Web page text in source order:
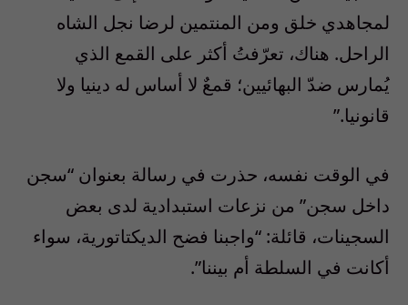
لمجاهدي خلق ومن المنتمين لرضا نجل الشاه
الراحل. هناك، تعرّفتُ أكثر على القمع الذي
يُمارس ضدّ البهائيين؛ قمعٌ لا أساس له دينيا ولا
قانونيا.”
في الوقت نفسه، حذرت في رسالة بعنوان “سجن
داخل سجن” من نزعات استبدادية لدى بعض
السجينات، قائلة: “واجبنا فضح الديكتاتورية، سواء
أكانت في السلطة أم بيننا”.